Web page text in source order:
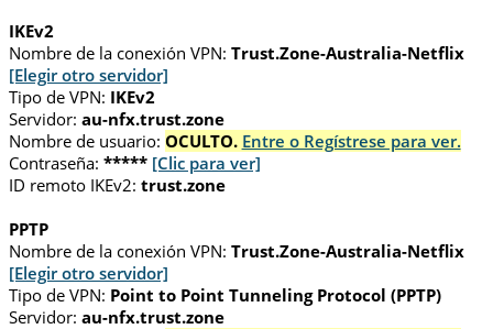
IKEv2
Nombre de la conexión VPN: Trust.Zone-Australia-Netflix
[Elegir otro servidor]
Tipo de VPN: IKEv2
Servidor: au-nfx.trust.zone
Nombre de usuario: OCULTO. Entre o Regístrese para ver.
Contraseña: ***** [Clic para ver]
ID remoto IKEv2: trust.zone
PPTP
Nombre de la conexión VPN: Trust.Zone-Australia-Netflix
[Elegir otro servidor]
Tipo de VPN: Point to Point Tunneling Protocol (PPTP)
Servidor: au-nfx.trust.zone